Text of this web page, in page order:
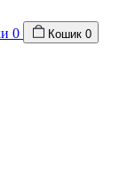
0 Кошик 0